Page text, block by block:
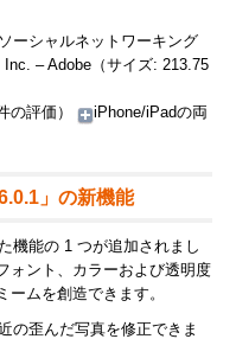
ーシャルネットワーキング
– Adobe（サイズ: 213.75
の評価）
iPhone/iPadの両
」の新機能
機能の 1 つが追加されまし
ォント、カラーおよび透明度
ムを創造できます。
の歪んだ写真を修正できま